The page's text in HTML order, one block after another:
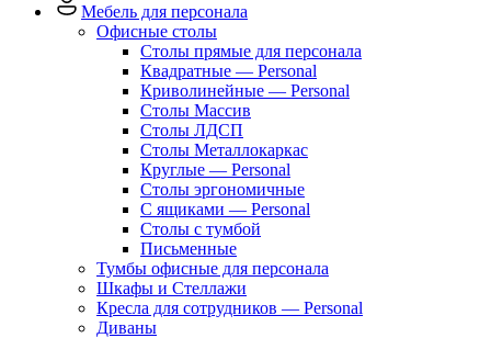
Мебель для персонала
Офисные столы
Столы прямые для персонала
Квадратные — Personal
Криволинейные — Personal
Столы Массив
Столы ЛДСП
Столы Металлокаркас
Круглые — Personal
Столы эргономичные
С ящиками — Personal
Столы с тумбой
Письменные
Тумбы офисные для персонала
Шкафы и Стеллажи
Кресла для сотрудников — Personal
Диваны